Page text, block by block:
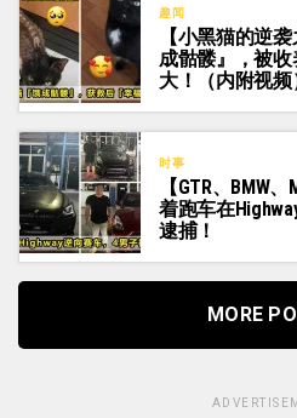
趣闻
【小黑猫的逆
成骷髅』，被
大！（内附视频
时事
【GTR、BMW
着跑车在
逮捕！
MORE